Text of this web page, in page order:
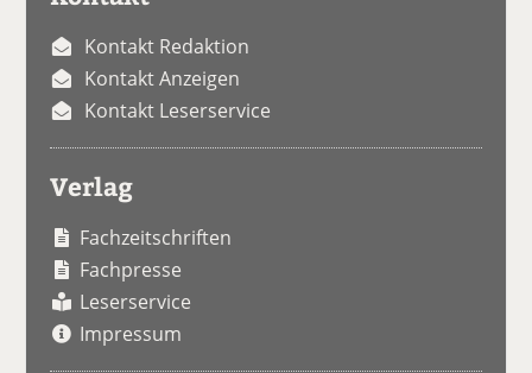
Kontakt Redaktion
Kontakt Anzeigen
Kontakt Leserservice
Verlag
Fachzeitschriften
Fachpresse
Leserservice
Impressum